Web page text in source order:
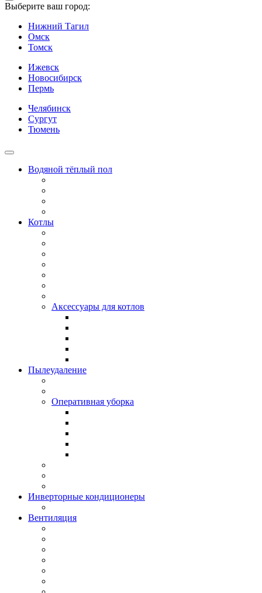
Выберите ваш город:
Нижний Тагил
Омск
Томск
Ижевск
Новосибирск
Пермь
Челябинск
Сургут
Тюмень
Водяной тёплый пол
Котлы
Аксессуары для котлов
Пылеудаление
Оперативная уборка
Инверторные кондиционеры
Вентиляция